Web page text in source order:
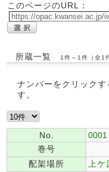
このページのURL：
所蔵一覧 1件～1件（全1
ナンバーをクリック
す。
No.
0001
巻号
配架場所
上